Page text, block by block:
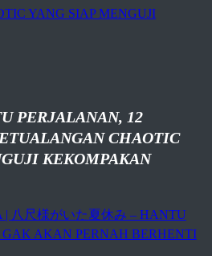
PERJALANAN, 12
CHAOTIC
KEKOMPAKAN